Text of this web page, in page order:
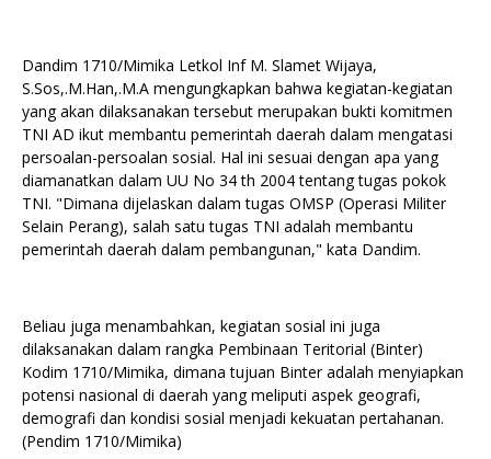
Dandim 1710/Mimika Letkol Inf M. Slamet Wijaya,
S.Sos,.M.Han,.M.A mengungkapkan bahwa kegiatan-kegiatan
yang akan dilaksanakan tersebut merupakan bukti komitmen
TNI AD ikut membantu pemerintah daerah dalam mengatasi
persoalan-persoalan sosial. Hal ini sesuai dengan apa yang
diamanatkan dalam UU No 34 th 2004 tentang tugas pokok
TNI. "Dimana dijelaskan dalam tugas OMSP (Operasi Militer
Selain Perang), salah satu tugas TNI adalah membantu
pemerintah daerah dalam pembangunan," kata Dandim.
Beliau juga menambahkan, kegiatan sosial ini juga
dilaksanakan dalam rangka Pembinaan Teritorial (Binter)
Kodim 1710/Mimika, dimana tujuan Binter adalah menyiapkan
potensi nasional di daerah yang meliputi aspek geografi,
demografi dan kondisi sosial menjadi kekuatan pertahanan.
(Pendim 1710/Mimika)